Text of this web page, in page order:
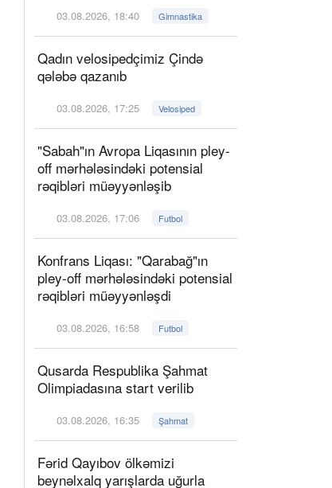
03.08.2026, 18:40 Gimnastika
Qadın velosipedçimiz Çində
qələbə qazanıb
03.08.2026, 17:25 Velosiped
"Sabah"ın Avropa Liqasının pley-
off mərhələsindəki potensial
rəqibləri müəyyənləşib
03.08.2026, 17:06 Futbol
Konfrans Liqası: "Qarabağ"ın
pley-off mərhələsindəki potensial
rəqibləri müəyyənləşdi
03.08.2026, 16:58 Futbol
Qusarda Respublika Şahmat
Olimpiadasına start verilib
03.08.2026, 16:35 Şahmat
Fərid Qayıbov ölkəmizi
beynəlxalq yarışlarda uğurla